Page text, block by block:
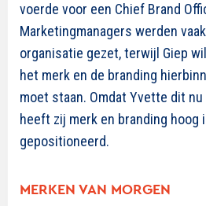
voerde voor een Chief Brand
Marketingmanagers werden
organisatie gezet, terwijl Giep
het merk en de branding
moet staan. Omdat Yvette dit
heeft zij merk en branding hoog
gepositioneerd.
MERKEN VAN MORGEN